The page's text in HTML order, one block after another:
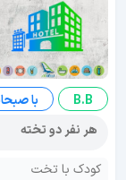
B.B
با
هر نفر دو تخته
کودک با تخت